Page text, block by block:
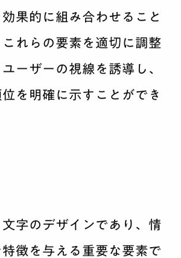
果的に組み合わせること
れらの要素を適切に調整
ーザーの視線を誘導し、
を明確に示すことができ
字のデザインであり、情
徴を与える重要な要素で